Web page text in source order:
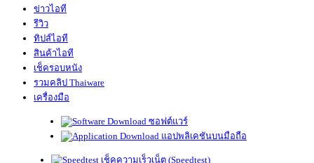
ข่าวไอที
รีวิว
ทิปส์ไอที
สินค้าไอที
เช็ครอบหนัง
รวมคลิป Thaiware
เครื่องมือ
ซอฟต์แวร์
แอปพลิเคชันบนมือถือ
เช็คความเร็วเน็ต (Speedtest)